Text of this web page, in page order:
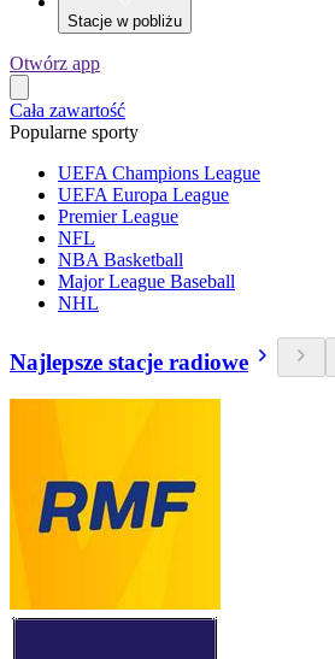
Stacje w pobliżu
Otwórz app
Cała zawartość
Popularne sporty
UEFA Champions League
UEFA Europa League
Premier League
NFL
NBA Basketball
Major League Baseball
NHL
Najlepsze stacje radiowe